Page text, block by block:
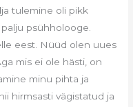
tulemine oli pikk
psühholooge.
eest. Nüüd olen uues
mis ei ole hästi, on
minu pihta ja
hirmsasti vägistatud ja